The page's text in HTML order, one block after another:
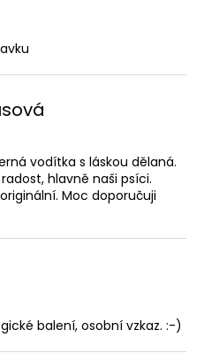
vodítka s láskou dělaná.
hlavně naši psíci.
Moc doporučuji
balení, osobní vzkaz. :-)